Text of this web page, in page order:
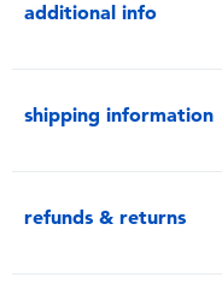
additional info
shipping information
refunds & returns